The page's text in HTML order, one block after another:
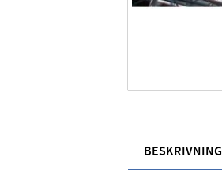
BESKRIVNING